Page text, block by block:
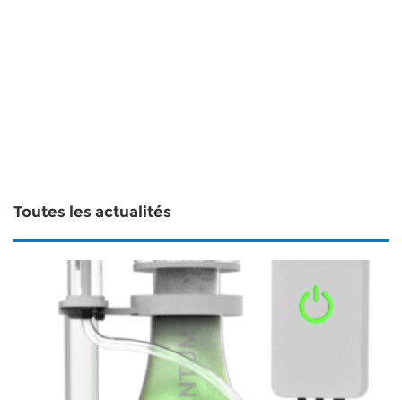
Toutes les actualités